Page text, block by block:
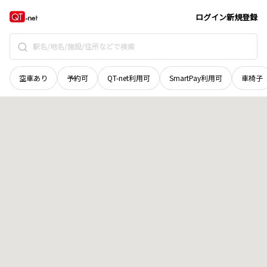
ログイン新規登録
空車あり 予約可 QT-net利用可 SmartPay利用可 車椅子
青森県